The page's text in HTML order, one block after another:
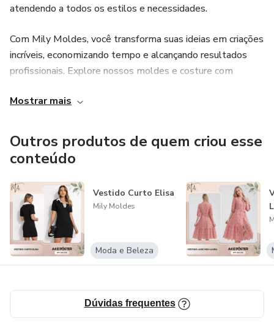
atendendo a todos os estilos e necessidades.
Com Mily Moldes, você transforma suas ideias em criações
incríveis, economizando tempo e alcançando resultados
profissionais. Explore nossos moldes e costure com
Mostrar mais
Outros produtos de quem criou esse
conteúdo
Vestido Curto Elisa
Mily Moldes
Moda e Beleza
Dúvidas frequentes